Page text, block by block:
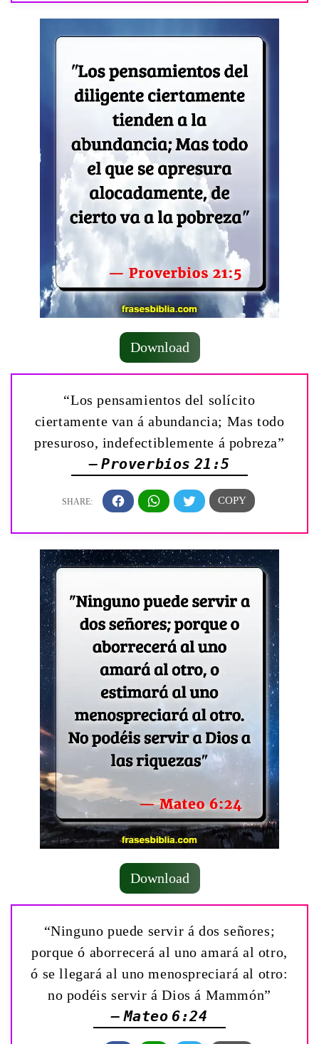
Download
“Los pensamientos del solícito
ciertamente van á abundancia; Mas todo
presuroso, indefectiblemente á pobreza”
— Proverbios 21:5
Download
“Ninguno puede servir á dos señores;
porque ó aborrecerá al uno amará al otro,
ó se llegará al uno menospreciará al otro:
no podéis servir á Dios á Mammón”
— Mateo 6:24